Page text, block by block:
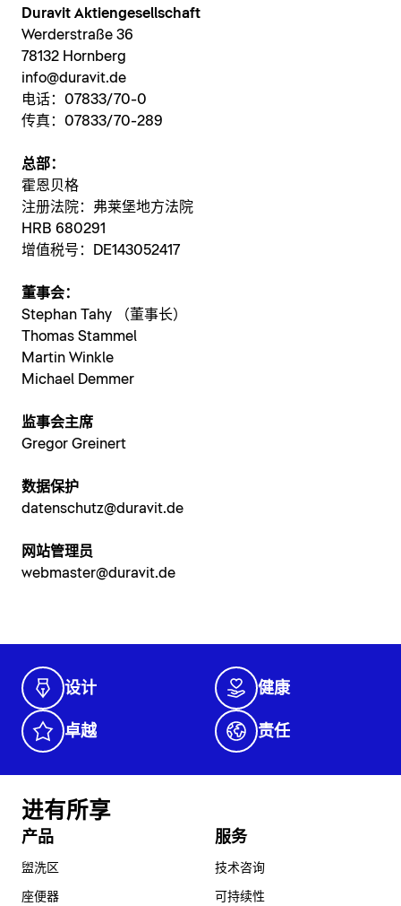
Duravit Aktiengesellschaft
Werderstraße 36
78132 Hornberg
info@duravit.de
电话：07833/70-0
传真：07833/70-289
总部：
霍恩贝格
注册法院：弗莱堡地方法院
HRB 680291
增值税号：DE143052417
董事会：
Stephan Tahy （董事长）
Thomas Stammel
Martin Winkle
Michael Demmer
监事会主席
Gregor Greinert
数据保护
datenschutz@duravit.de
网站管理员
webmaster@duravit.de
设计 健康
卓越 责任
进有所享
产品
盥洗区
座便器
服务
技术咨询
可持续性